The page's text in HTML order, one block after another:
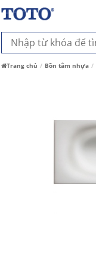
Trang chủ Bồn tắm nhựa